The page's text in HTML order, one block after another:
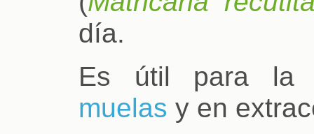
día.
Es útil para la
muelas y en